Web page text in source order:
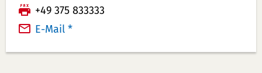
e
l
f
F
a
+49 375 833333
E-Mail *